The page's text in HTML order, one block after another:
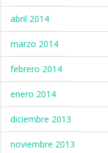
abril 2014
marzo 2014
febrero 2014
enero 2014
diciembre 2013
noviembre 2013